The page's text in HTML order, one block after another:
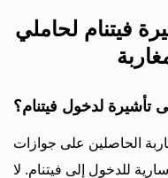
تأشيرة فيتنام لحاملي
تأشيرة لدخول فيتنام؟
الحاصلين على جوازات
للدخول إلى فيتنام. لا